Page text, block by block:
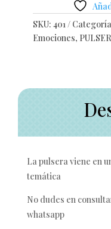
SKU: 401
Emociones,
La pulsera viene en
temática
No dudes en
whatsapp